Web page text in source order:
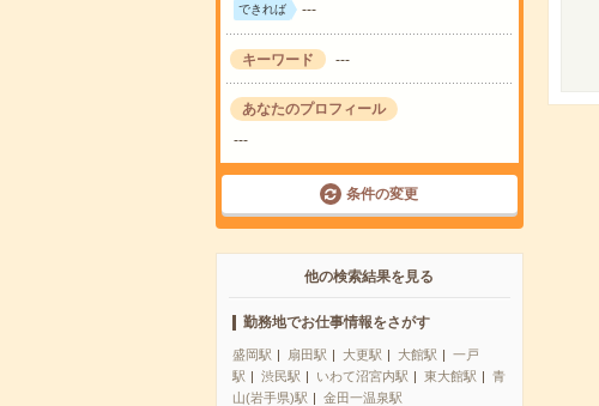
できれば ---
キーワード ---
あなたのプロフィール
---
条件の変更
他の検索結果を見る
勤務地でお仕事情報をさがす
盛岡駅 扇田駅 大更駅 大館駅
一戸
駅
渋民駅 いわて沼宮内駅 東大館駅
青
山(岩手県)駅
金田一温泉駅